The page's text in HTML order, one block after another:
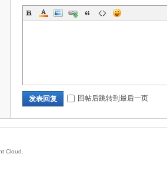
发表回复 回帖后跳转到最后一页
Cloud.